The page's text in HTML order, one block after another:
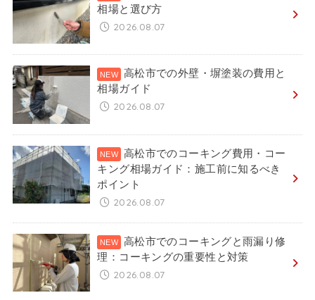
相場と選び方
2026.08.07
高松市での外壁・塀塗装の費用と
相場ガイド
2026.08.07
高松市でのコーキング費用・コー
キング相場ガイド：施工前に知るべき
ポイント
2026.08.07
高松市でのコーキングと雨漏り修
理：コーキングの重要性と対策
2026.08.07